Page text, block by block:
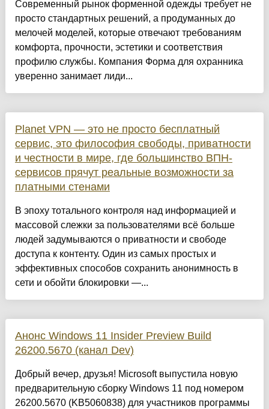
Современный рынок форменной одежды требует не
просто стандартных решений, а продуманных до
мелочей моделей, которые отвечают требованиям
комфорта, прочности, эстетики и соответствия
профилю службы. Компания Форма для охранника
уверенно занимает лиди...
Planet VPN — это не просто бесплатный
сервис, это философия свободы, приватности
и честности в мире, где большинство ВПН-
сервисов прячут реальные возможности за
платными стенами
В эпоху тотального контроля над информацией и
массовой слежки за пользователями всё больше
людей задумываются о приватности и свободе
доступа к контенту. Один из самых простых и
эффективных способов сохранить анонимность в
сети и обойти блокировки —...
Анонс Windows 11 Insider Preview Build
26200.5670 (канал Dev)
Добрый вечер, друзья! Microsoft выпустила новую
предварительную сборку Windows 11 под номером
26200.5670 (KB5060838) для участников программы